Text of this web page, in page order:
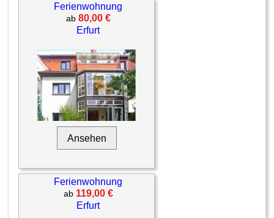
Ferienwohnung
ab 80,00 €
Erfurt
Ansehen
Ferienwohnung
ab 119,00 €
Erfurt